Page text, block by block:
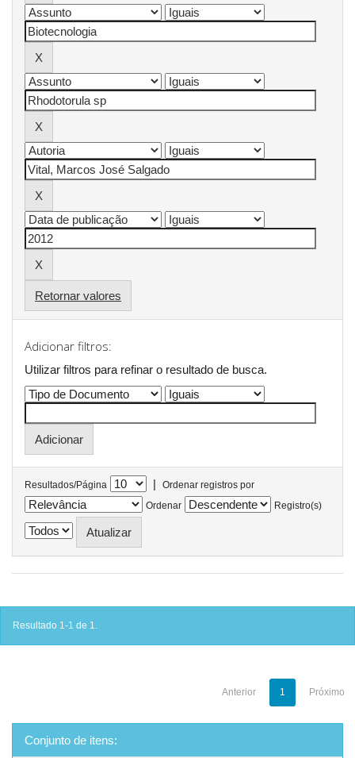
Retornar valores
Adicionar filtros:
Utilizar filtros para refinar o resultado de busca.
Resultados/Página |
Ordenar registros por
Ordenar
Registro(s)
Resultado 1-1 de 1.
Anterior 1 Próximo
Conjunto de itens: